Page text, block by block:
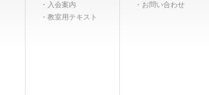
入会案内
教室用テキスト
お問い合わせ